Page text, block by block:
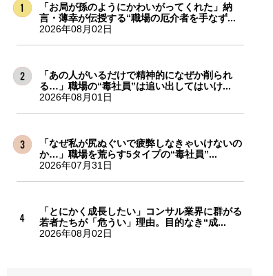
「お局が孫のようにかわいがってくれた」納
言・薄幸が伝授する“職場の厄介者を手なず...
2026年08月02日
「あの人がいるだけで精神的になぜか削られ
る…」職場の“毒社員”は追い出してはいけ...
2026年08月01日
「なぜ私が尻ぬぐいで疲弊しなきゃいけないの
か…」職場を荒らす5タイプの“毒社員”...
2026年07月31日
「とにかく成長したい」コンサル業界に群がる
若者たちが「危うい」理由。目的なき“成...
2026年08月02日